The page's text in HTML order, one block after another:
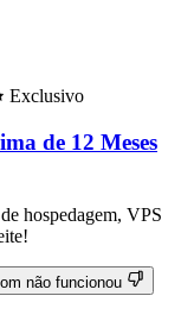
Exclusivo
de 12 Meses
hospedagem, VPS
não funcionou